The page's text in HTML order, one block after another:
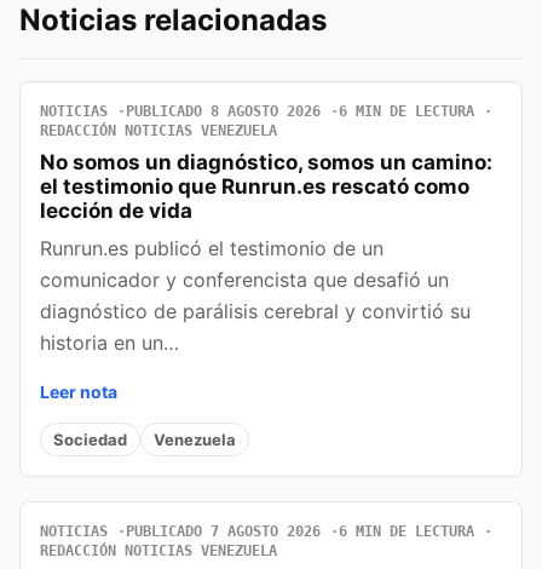
Noticias relacionadas
NOTICIAS PUBLICADO 8 AGOSTO 2026
6 MIN DE LECTURA
REDACCIÓN NOTICIAS VENEZUELA
No somos un diagnóstico, somos un camino:
el testimonio que Runrun.es rescató como
lección de vida
Runrun.es publicó el testimonio de un
comunicador y conferencista que desafió un
diagnóstico de parálisis cerebral y convirtió su
historia en un…
Leer nota
Sociedad Venezuela
NOTICIAS PUBLICADO 7 AGOSTO 2026
6 MIN DE LECTURA
REDACCIÓN NOTICIAS VENEZUELA